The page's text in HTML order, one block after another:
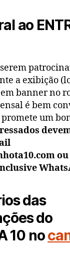
ao
a exibição
banner no
é bem
um
das
do
10 no